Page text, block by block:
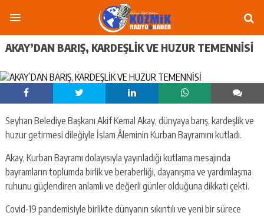
AKAY’DAN BARIŞ, KARDEŞLİK VE HUZUR TEMENNİSİ
Seyhan Belediye Başkanı Akif Kemal Akay, dünyaya barış, kardeşlik ve
huzur getirmesi dileğiyle İslam Âleminin Kurban Bayramını kutladı.
Akay, Kurban Bayramı dolayısıyla yayınladığı kutlama mesajında
bayramların toplumda birlik ve beraberliği, dayanışma ve yardımlaşma
ruhunu güçlendiren anlamlı ve değerli günler olduğuna dikkati çekti.
Covid-19 pandemisiyle birlikte dünyanın sıkıntılı ve yeni bir sürece